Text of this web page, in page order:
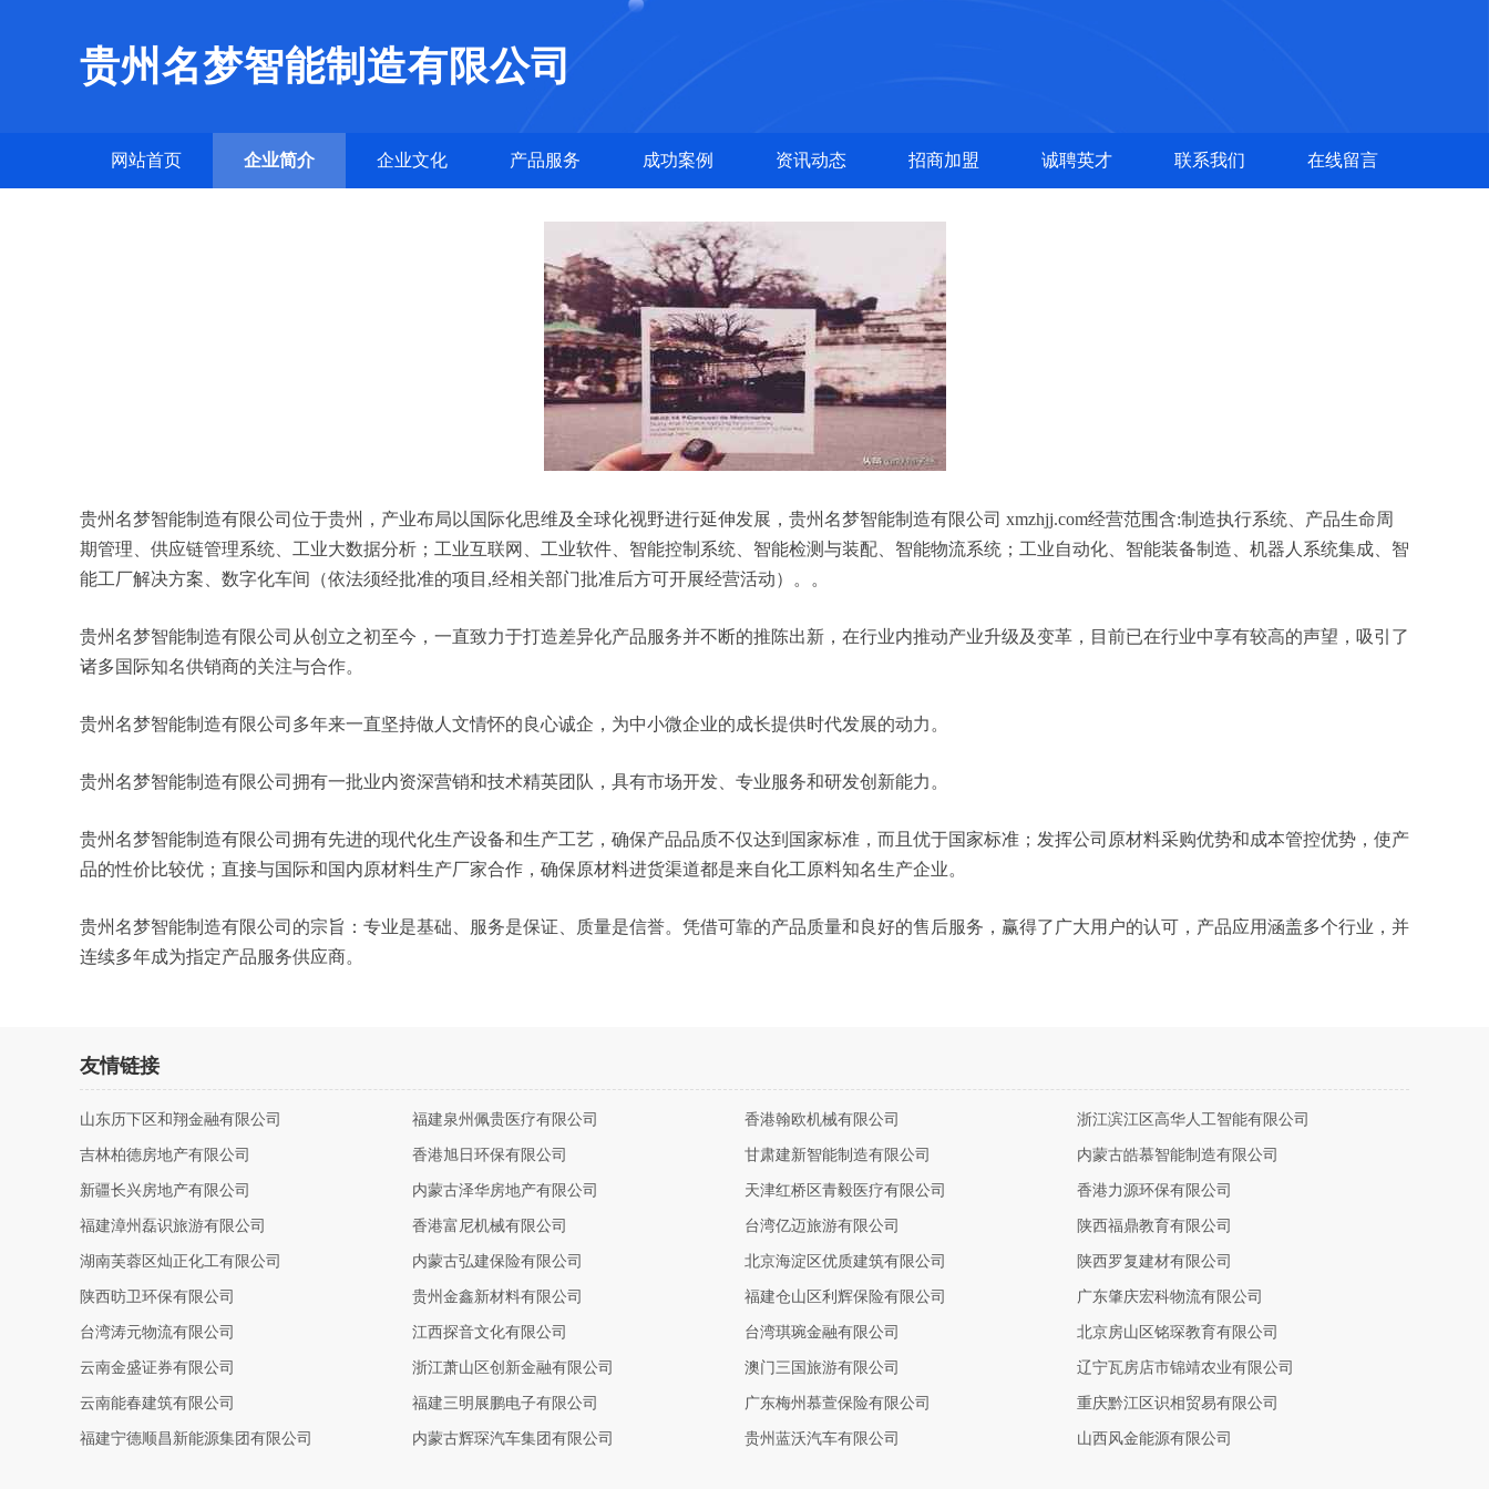
贵州名梦智能制造有限公司
网站首页 企业简介 企业文化 产品服务 成功案例 资讯动态 招商加盟 诚聘英才 联系我们 在线留言
贵州名梦智能制造有限公司位于贵州，产业布局以国际化思维及全球化视野进行延伸发展，贵州名梦智能制造有限公司 xmzhjj.com经营范围含:制造执行系统、产品生命周
期管理、供应链管理系统、工业大数据分析；工业互联网、工业软件、智能控制系统、智能检测与装配、智能物流系统；工业自动化、智能装备制造、机器人系统集成、智
能工厂解决方案、数字化车间（依法须经批准的项目,经相关部门批准后方可开展经营活动）。。
贵州名梦智能制造有限公司从创立之初至今，一直致力于打造差异化产品服务并不断的推陈出新，在行业内推动产业升级及变革，目前已在行业中享有较高的声望，吸引了
诸多国际知名供销商的关注与合作。
贵州名梦智能制造有限公司多年来一直坚持做人文情怀的良心诚企，为中小微企业的成长提供时代发展的动力。
贵州名梦智能制造有限公司拥有一批业内资深营销和技术精英团队，具有市场开发、专业服务和研发创新能力。
贵州名梦智能制造有限公司拥有先进的现代化生产设备和生产工艺，确保产品品质不仅达到国家标准，而且优于国家标准；发挥公司原材料采购优势和成本管控优势，使产
品的性价比较优；直接与国际和国内原材料生产厂家合作，确保原材料进货渠道都是来自化工原料知名生产企业。
贵州名梦智能制造有限公司的宗旨：专业是基础、服务是保证、质量是信誉。凭借可靠的产品质量和良好的售后服务，赢得了广大用户的认可，产品应用涵盖多个行业，并
连续多年成为指定产品服务供应商。
友情链接
山东历下区和翔金融有限公司 福建泉州佩贵医疗有限公司 香港翰欧机械有限公司 浙江滨江区高华人工智能有限公司
吉林柏德房地产有限公司 香港旭日环保有限公司 甘肃建新智能制造有限公司 内蒙古皓慕智能制造有限公司
新疆长兴房地产有限公司 内蒙古泽华房地产有限公司 天津红桥区青毅医疗有限公司 香港力源环保有限公司
福建漳州磊识旅游有限公司 香港富尼机械有限公司 台湾亿迈旅游有限公司 陕西福鼎教育有限公司
湖南芙蓉区灿正化工有限公司 内蒙古弘建保险有限公司 北京海淀区优质建筑有限公司 陕西罗复建材有限公司
陕西昉卫环保有限公司 贵州金鑫新材料有限公司 福建仓山区利辉保险有限公司 广东肇庆宏科物流有限公司
台湾涛元物流有限公司 江西探音文化有限公司 台湾琪琬金融有限公司 北京房山区铭琛教育有限公司
云南金盛证券有限公司 浙江萧山区创新金融有限公司 澳门三国旅游有限公司 辽宁瓦房店市锦靖农业有限公司
云南能春建筑有限公司 福建三明展鹏电子有限公司 广东梅州慕萱保险有限公司 重庆黔江区识相贸易有限公司
福建宁德顺昌新能源集团有限公司 内蒙古辉琛汽车集团有限公司 贵州蓝沃汽车有限公司 山西风金能源有限公司